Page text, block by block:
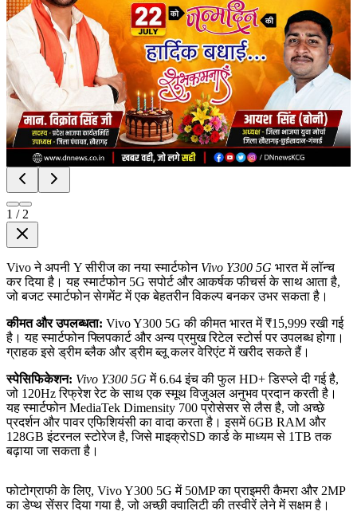
1 / 2
Vivo ने अपनी Y सीरीज का नया स्मार्टफोन Vivo Y300 5G भारत में लॉन्च
कर दिया है। यह स्मार्टफोन 5G सपोर्ट और आकर्षक फीचर्स के साथ आता है,
जो बजट स्मार्टफोन सेगमेंट में एक बेहतरीन विकल्प बनकर उभर सकता है।
कीमत और उपलब्धता: Vivo Y300 5G की कीमत भारत में ₹15,999 रखी गई
है। यह स्मार्टफोन फ्लिपकार्ट और अन्य प्रमुख रिटेल स्टोर्स पर उपलब्ध होगा।
ग्राहक इसे ड्रीम ब्लैक और ड्रीम ब्लू कलर वेरिएंट में खरीद सकते हैं।
स्पेसिफिकेशन: Vivo Y300 5G में 6.64 इंच की फुल HD+ डिस्प्ले दी गई है,
जो 120Hz रिफ्रेश रेट के साथ एक स्मूथ विजुअल अनुभव प्रदान करती है।
यह स्मार्टफोन MediaTek Dimensity 700 प्रोसेसर से लैस है, जो अच्छे
प्रदर्शन और पावर एफिशियंसी का वादा करता है। इसमें 6GB RAM और
128GB इंटरनल स्टोरेज है, जिसे माइक्रोSD कार्ड के माध्यम से 1TB तक
बढ़ाया जा सकता है।
फोटोग्राफी के लिए, Vivo Y300 5G में 50MP का प्राइमरी कैमरा और 2MP
का डेप्थ सेंसर दिया गया है, जो अच्छी क्वालिटी की तस्वीरें लेने में सक्षम है।